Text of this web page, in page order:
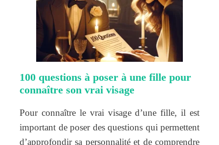
100 questions à poser à une fille pour
connaître son vrai visage
Pour connaître le vrai visage d’une fille, il est
important de poser des questions qui permettent
d’approfondir sa personnalité et de comprendre